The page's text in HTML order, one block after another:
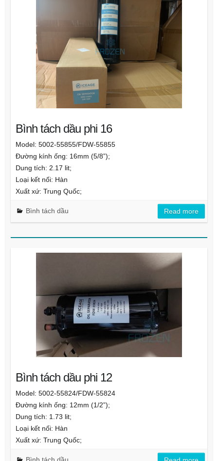
Bình tách dầu phi 16
Model: 5002-55855/FDW-55855
Đường kính ống: 16mm (5/8”);
Dung tích: 2.17 lit;
Loại kết nối: Hàn
Xuất xứ: Trung Quốc;
Bình tách dầu Read more
Bình tách dầu phi 12
Model: 5002-55824/FDW-55824
Đường kính ống: 12mm (1/2”);
Dung tích: 1.73 lit;
Loại kết nối: Hàn
Xuất xứ: Trung Quốc;